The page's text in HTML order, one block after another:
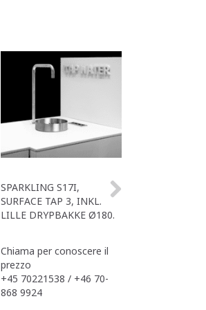
SPARKLING S17I,
SURFACE TAP 3, INKL.
LILLE DRYPBAKKE Ø180.
Chiama per conoscere il
prezzo
+45 70221538 / +46 70-
868 9924